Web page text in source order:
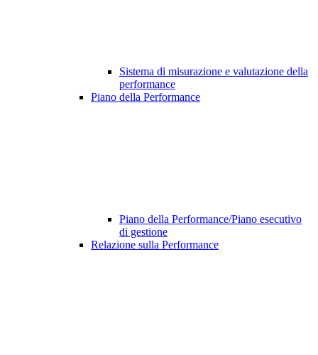
Sistema di misurazione e valutazione della
performance
Piano della Performance
Piano della Performance/Piano esecutivo
di gestione
Relazione sulla Performance